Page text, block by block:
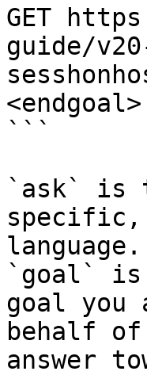
GET
guide/
<endgoal>
```
`ask` is
specific,
language.
`goal` is
goal you
behalf
answer